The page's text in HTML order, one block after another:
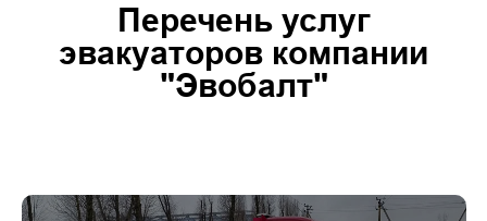
Перечень услуг
эвакуаторов компании
"Эвобалт"